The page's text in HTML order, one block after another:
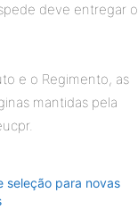
deve entregar o
e o Regimento, as
mantidas pela
seleção para novas